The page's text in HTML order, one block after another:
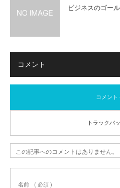
ビジネスのゴー
コメント
コメント
トラックバ
この記事へのコメントはありません。
名前 ( 必須 )